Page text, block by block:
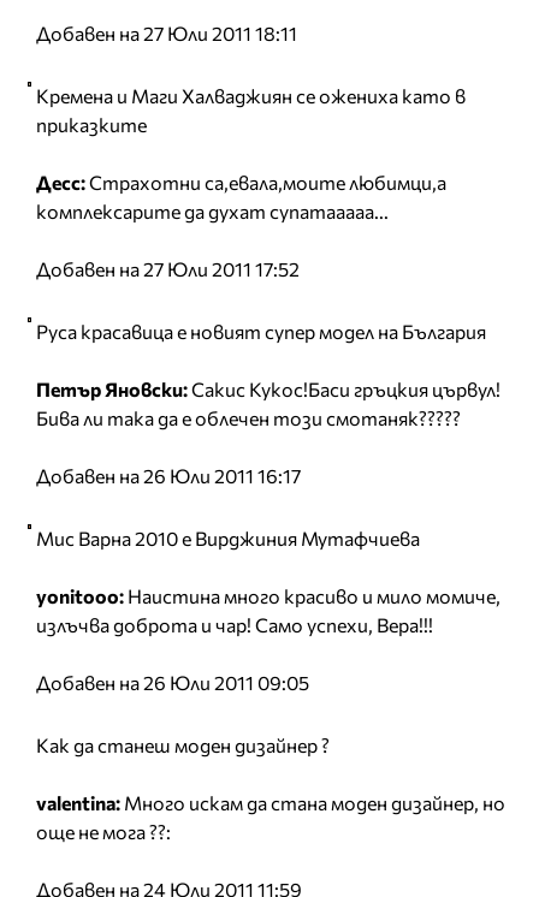
Добавен на 27 Юли 2011 18:11
Кремена и Маги Халваджиян се ожениха като в
приказките
Десс:Страхотни са,евала,моите любимци,а
комплексарите да духат супатааааа...
Добавен на 27 Юли 2011 17:52
Руса красавица е новият супер модел на България
Петър Яновски:Сакис Кукос!Баси гръцкия цървул!
Бива ли така да е облечен този смотаняк?????
Добавен на 26 Юли 2011 16:17
Мис Варна 2010 е Вирджиния Мутафчиева
yonitooo: Наистина много красиво и мило момиче,
излъчва доброта и чар! Само успехи, Вера!!!
Добавен на 26 Юли 2011 09:05
Как да станеш моден дизайнер ?
valentina: Много искам да стана моден дизайнер, но
още не мога ??:
Добавен на 24 Юли 2011 11:59